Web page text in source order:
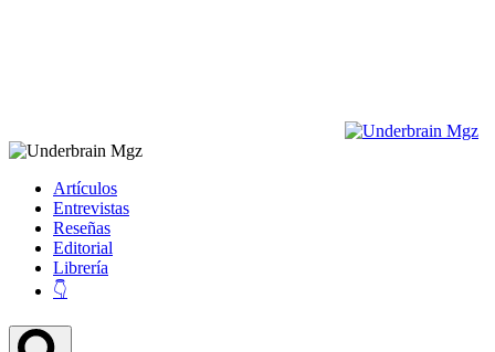
Artículos
Entrevistas
Reseñas
Editorial
Librería
👇